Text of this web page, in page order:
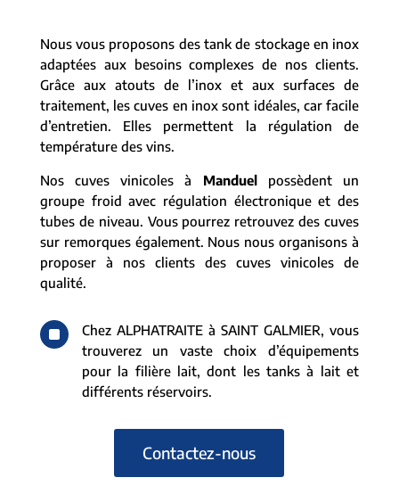
Nous vous proposons des tank de stockage en inox
adaptées aux besoins complexes de nos clients.
Grâce aux atouts de l’inox et aux surfaces de
traitement, les cuves en inox sont idéales, car facile
d’entretien. Elles permettent la régulation de
température des vins.
Nos cuves vinicoles à Manduelpossèdent un
groupe froid avec régulation électronique et des
tubes de niveau. Vous pourrez retrouvez des cuves
sur remorques également. Nous nous organisons à
proposer à nos clients des cuves vinicoles de
qualité.
^
Chez ALPHATRAITE à SAINT GALMIER, vous
trouverez un vaste choix d’équipements
pour la filière lait, dont les tanks à lait et
différents réservoirs.
Contactez-nous